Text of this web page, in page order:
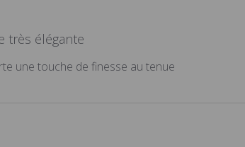
très élégante
une touche de finesse au tenue